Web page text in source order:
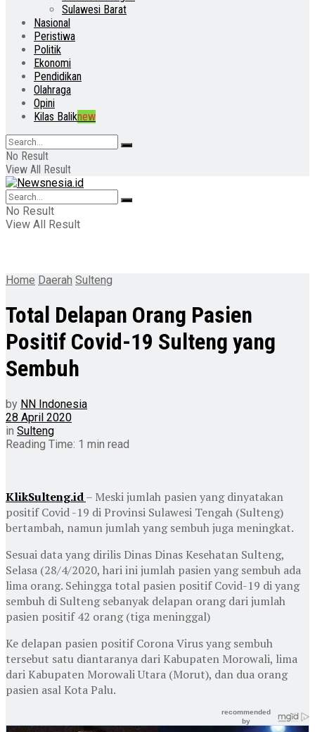
Sulawesi Barat
Nasional
Peristiwa
Politik
Ekonomi
Pendidikan
Olahraga
Opini
Kilas Baliknew
No Result
View All Result
No Result
View All Result
Home Daerah Sulteng
Total Delapan Orang Pasien
Positif Covid-19 Sulteng yang
Sembuh
by NN Indonesia
28 April 2020
in Sulteng
Reading Time: 1 min read
KlikSulteng.id– Meski jumlah pasien yang dinyatakan
positif Covid -19 di Provinsi Sulawesi Tengah (Sulteng)
bertambah, namun jumlah yang sembuh juga meningkat.
Sesuai data yang dirilis Dinas Dinas Kesehatan Sulteng,
Selasa (28/4/2020, hari ini jumlah pasien yang sembuh ada
lima orang. Sehingga total pasien positif Covid-19 di yang
sembuh di Sulteng sebanyak delapan orang dari jumlah
pasien positif 42 orang (tiga meninggal)
Ke delapan pasien positif Corona Virus yang sembuh
tersebut satu diantaranya dari Kabupaten Morowali, lima
dari Kabupaten Morowali Utara (Morut), dan dua orang
pasien asal Kota Palu.